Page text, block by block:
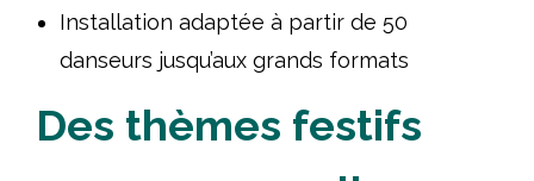
Installation adaptée à partir de 50
danseurs jusqu’aux grands formats
Des thèmes festifs